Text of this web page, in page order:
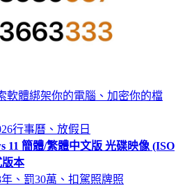
軟體綁架你的電腦、加密你的檔
行事曆、放假日
11 簡體/繁體中文版 光碟映像 (ISO
本
、罰30萬、扣駕照牌照